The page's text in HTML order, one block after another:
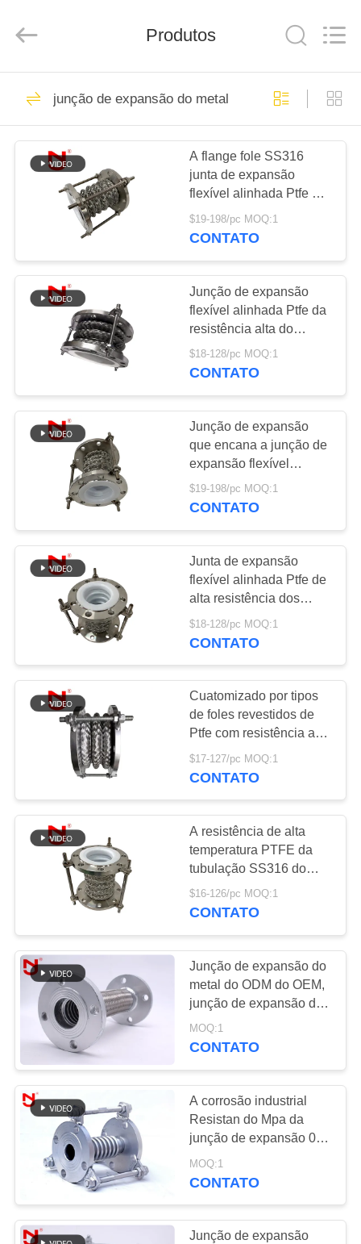
CASA
PRODUTOS
SHOW
SOBRE
EXCURSÃO
DA
FÁBRICA
CONTROLE
QUALIDADE
CONTACTE-
PEÇA
UMAS
CITAÇÕES
MAPA
DO
POLÍTICA
DE
PRIVACIDADE
Songjiang
Jingning
Reserved.
Junção de
expansão de
borracha da única
esfera
175
Junção de
expansão
rosqueada
49
junção de expansão
de borracha do
epdm
Junção de
expansão de
borracha da esfera
dobro
Válvula de
verificação do
ornitorrinco
Mangueira trançada
do metal
70
Junção de
expansão de
borracha reduzida
Produtos
junção de expansão do metal
A flange fole SS316
junta de expansão
flexível alinhada Ptfe de
alta resistência
$19-198/pc MOQ:1
CONTATO
Junção de expansão
flexível alinhada Ptfe da
resistência alta do
permutador de calor
SS316 da junção de
$18-128/pc MOQ:1
CONTATO
Junção de expansão
que encana a junção de
expansão flexível
alinhada Ptfe de alta
resistência SS316
$19-198/pc MOQ:1
CONTATO
Junta de expansão
flexível alinhada Ptfe de
alta resistência dos
fabricantes de foles de
metal SS316
$18-128/pc MOQ:1
CONTATO
Cuatomizado por tipos
de foles revestidos de
Ptfe com resistência a
altas temperaturas de
fábrica
$17-127/pc MOQ:1
CONTATO
A resistência de alta
temperatura PTFE da
tubulação SS316 do
laço de expansão
alinhou o metal dos
$16-126/pc MOQ:1
CONTATO
Junção de expansão do
metal do ODM do OEM,
junção de expansão de
aço inoxidável dos foles
MOQ:1
CONTATO
A corrosão industrial
Resistan do Mpa da
junção de expansão 0-
6.0 do fole corrugou o
compensador
MOQ:1
CONTATO
Junção de expansão